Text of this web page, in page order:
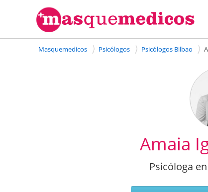
Masquemedicos Psicólogos Psicólogos Bilbao
Amaia
Psicóloga